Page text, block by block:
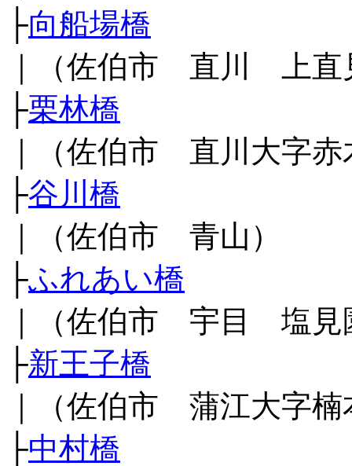
├向船場橋
｜（佐伯市 直川 上直
├栗林橋
｜（佐伯市 直川大字赤
├谷川橋
｜（佐伯市 青山）
├ふれあい橋
｜（佐伯市 宇目 塩見
├新王子橋
｜（佐伯市 蒲江大字楠
├中村橋